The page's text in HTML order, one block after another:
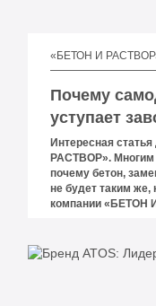
«БЕТОН И
Почему
уступает
Интересная
РАСТВОР». Многим
почему бетон,
не будет таким же,
компании «БЕТОН